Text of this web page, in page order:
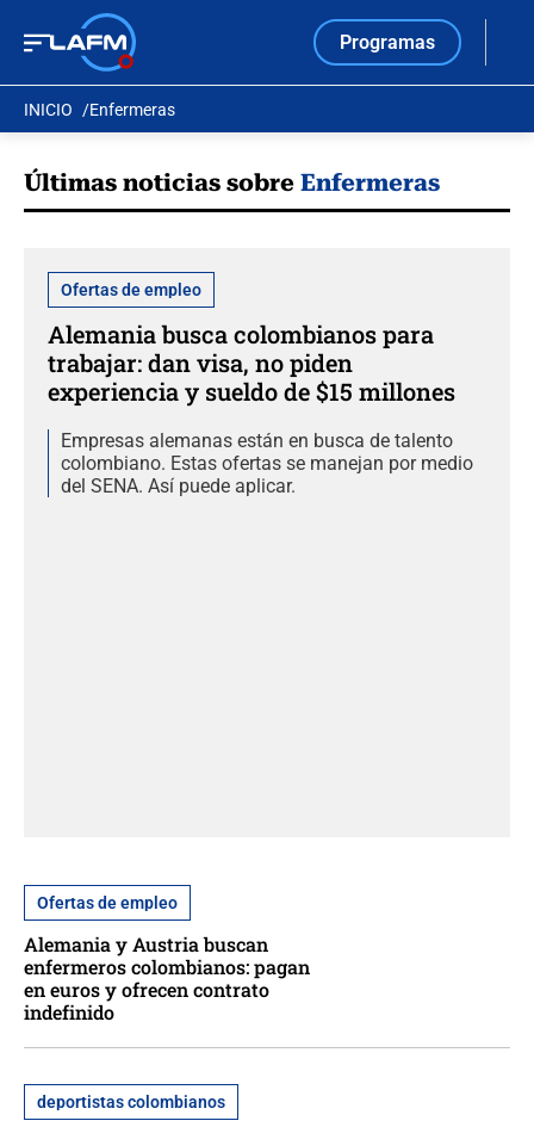
Programas
INICIO Enfermeras
Últimas noticias sobre Enfermeras
Ofertas de empleo
Alemania busca colombianos para
trabajar: dan visa, no piden
experiencia y sueldo de $15 millones
Empresas alemanas están en busca de talento
colombiano. Estas ofertas se manejan por medio
del SENA. Así puede aplicar.
Ofertas de empleo
Alemania y Austria buscan
enfermeros colombianos: pagan
en euros y ofrecen contrato
indefinido
deportistas colombianos